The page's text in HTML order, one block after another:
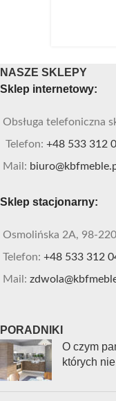
NASZE SKLEPY
Sklep internetowy:
Obsługa telefoniczna
Telefon: +48 533 312
Mail:
Sklep stacjonarny:
Osmolińska 2A, 98-
Telefon: +48 533 312
Mail:
PORADNIKI
O czym
których